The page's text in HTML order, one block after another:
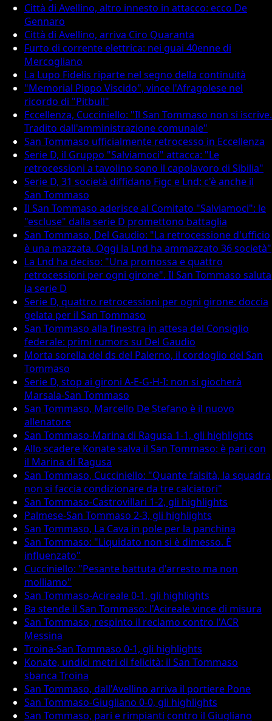
Città di Avellino, altro innesto in attacco: ecco De
Gennaro
Città di Avellino, arriva Ciro Quaranta
Furto di corrente elettrica: nei guai 40enne di
Mercogliano
La Lupo Fidelis riparte nel segno della continuità
"Memorial Pippo Viscido", vince l'Afragolese nel
ricordo di "Pitbull"
Eccellenza, Cucciniello: "Il San Tommaso non si iscrive.
Tradito dall'amministrazione comunale"
San Tommaso ufficialmente retrocesso in Eccellenza
Serie D, il Gruppo "Salviamoci" attacca: "Le
retrocessioni a tavolino sono il capolavoro di Sibilia"
Serie D, 31 società diffidano Figc e Lnd: c'è anche il
San Tommaso
Il San Tommaso aderisce al Comitato "Salviamoci": le
"escluse" dalla serie D promettono battaglia
San Tommaso, Del Gaudio: "La retrocessione d'ufficio
è una mazzata. Oggi la Lnd ha ammazzato 36 società"
La Lnd ha deciso: "Una promossa e quattro
retrocessioni per ogni girone". Il San Tommaso saluta
la serie D
Serie D, quattro retrocessioni per ogni girone: doccia
gelata per il San Tommaso
San Tommaso alla finestra in attesa del Consiglio
federale: primi rumors su Del Gaudio
Morta sorella del ds del Palerno, il cordoglio del San
Tommaso
Serie D, stop ai gironi A-E-G-H-I: non si giocherà
Marsala-San Tommaso
San Tommaso, Marcello De Stefano è il nuovo
allenatore
San Tommaso-Marina di Ragusa 1-1, gli highlights
Allo scadere Konate salva il San Tommaso: è pari con
il Marina di Ragusa
San Tommaso, Cucciniello: "Quante falsità, la squadra
non si faccia condizionare da tre calciatori"
San Tommaso-Castrovillari 1-2, gli highlights
Palmese-San Tommaso 2-3, gli highlights
San Tommaso, La Cava in pole per la panchina
San Tommaso: "Liquidato non si è dimesso. È
influenzato"
Cucciniello: "Pesante battuta d'arresto ma non
molliamo"
San Tommaso-Acireale 0-1, gli highlights
Ba stende il San Tommaso: l'Acireale vince di misura
San Tommaso, respinto il reclamo contro l'ACR
Messina
Troina-San Tommaso 0-1, gli highlights
Konate, undici metri di felicità: il San Tommaso
sbanca Troina
San Tommaso, dall'Avellino arriva il portiere Pone
San Tommaso-Giugliano 0-0, gli highlights
San Tommaso, pari e rimpianti contro il Giugliano